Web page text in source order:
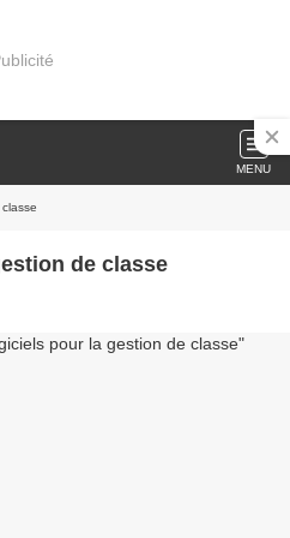
MENU
de classe